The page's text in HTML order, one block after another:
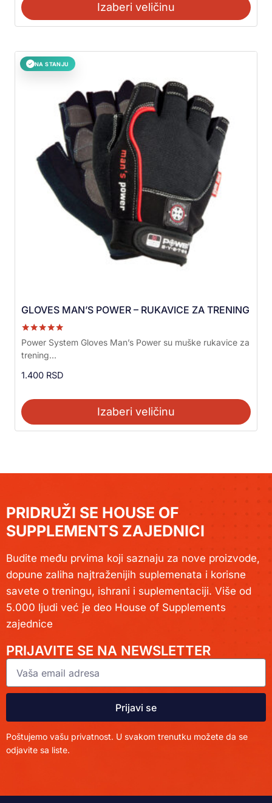
Izaberi veličinu
✓ NA STANJU
GLOVES MAN’S POWER – RUKAVICE ZA TRENING
Ocenjeno sa
5.00
od 5
Power System Gloves Man’s Power su muške rukavice za
trening...
1.400 RSD
Izaberi veličinu
PRIDRUŽI SE HOUSE OF
SUPPLEMENTS ZAJEDNICI
Budite među prvima koji saznaju za nove proizvode,
dopune zaliha najtraženijih suplemenata i korisne
savete o treningu, ishrani i suplementaciji. Više od
5.000 ljudi već je deo House of Supplements
zajednice
PRIJAVITE SE NA NEWSLETTER
Prijavi se
Poštujemo vašu privatnost. U svakom trenutku možete da se
odjavite sa liste.